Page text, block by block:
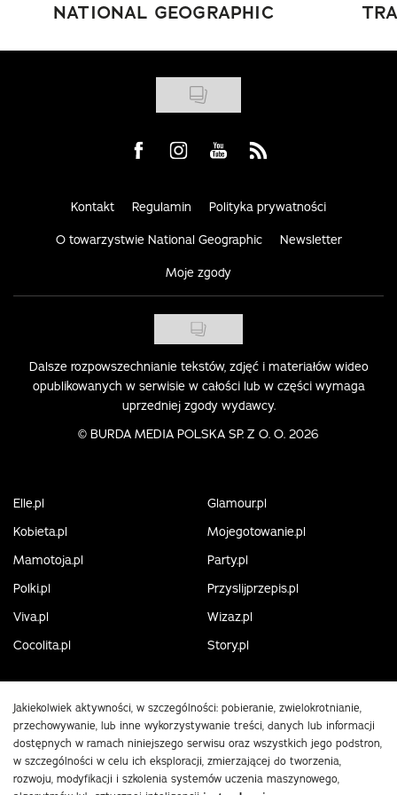
NATIONAL GEOGRAPHIC
Visit us on Facebook
Visit us on Instagram
Visit us on Youtube
Visit us on Rss
Kontakt Regulamin Polityka prywatności
O towarzystwie National Geographic Newsletter
Moje zgody
Dalsze rozpowszechnianie tekstów, zdjęć i materiałów wideo
opublikowanych w serwisie w całości lub w części wymaga
uprzedniej zgody wydawcy.
© BURDA MEDIA POLSKA SP. Z O. O. 2026
Elle.pl
Glamour.pl
Kobieta.pl
Mojegotowanie.pl
Mamotoja.pl
Party.pl
Polki.pl
Przyslijprzepis.pl
Viva.pl
Wizaz.pl
Cocolita.pl
Story.pl
Jakiekolwiek aktywności, w szczególności: pobieranie, zwielokrotnianie,
przechowywanie, lub inne wykorzystywanie treści, danych lub informacji
dostępnych w ramach niniejszego serwisu oraz wszystkich jego podstron,
w szczególności w celu ich eksploracji, zmierzającej do tworzenia,
rozwoju, modyfikacji i szkolenia systemów uczenia maszynowego,